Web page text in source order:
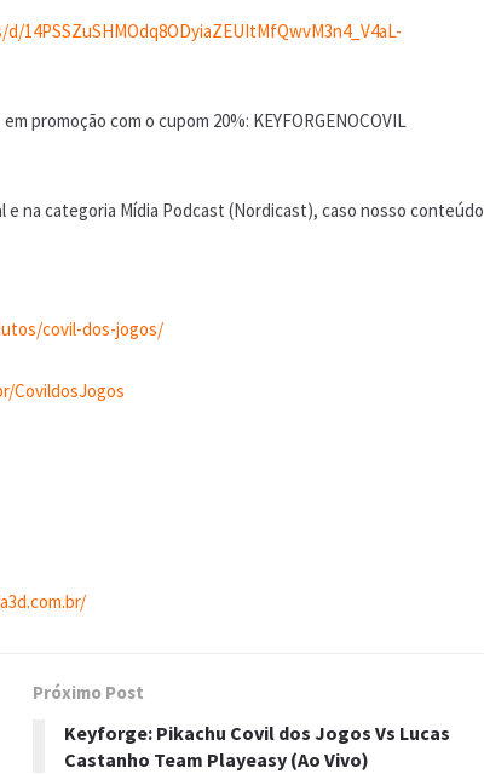
promoção com o cupom 20%: KEYFORGENOCOVIL
na categoria Mídia Podcast (Nordicast), caso nosso conteúdo
covil-dos-jogos/
CovildosJogos
Próximo Post
Keyforge: Pikachu Covil dos Jogos Vs Lucas
Castanho Team Playeasy (Ao Vivo)